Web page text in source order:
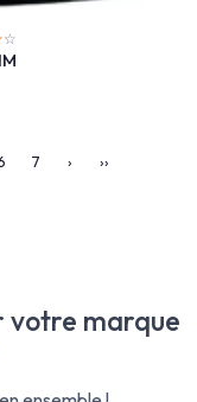
7 › ››
votre marque